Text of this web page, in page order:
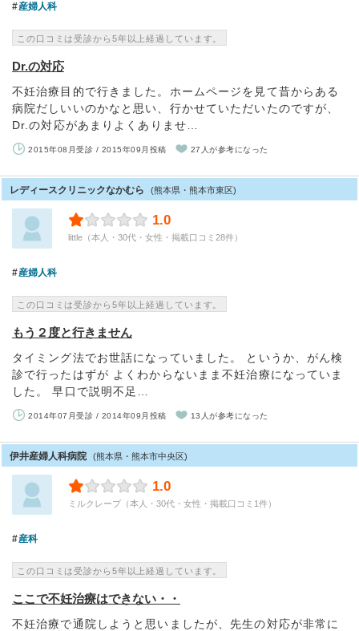
産婦人科
この口コミは受診から5年以上経過しています。
Dr.の対応
不妊治療目的で行きました。ホームページを見て昔からある
病院だしいいのかなと思い、行かせていただいたのですが、
Dr.の対応があまりよくありませ…
2015年08月受診 / 2015年09月投稿 27人が参考になった
レディースクリニックなかむら (熊本県・熊本市東区)
1.0
little（本人・30代・女性・掲載口コミ28件）
産婦人科
この口コミは受診から5年以上経過しています。
もう２度と行きません
タイミング法でお世話になっていました。 というか、がん検
診で行ったはずが よくわからないまま不妊治療になっていま
した。 早口で説明不足…
2014年07月受診 / 2014年09月投稿 13人が参考になった
伊井産婦人科病院 (熊本県・熊本市中央区)
1.0
ミルクレープ（本人・30代・女性・掲載口コミ1件）
産科
この口コミは受診から5年以上経過しています。
ここで不妊治療はできない・・
不妊治療で通院しようと思いましたが、先生の対応が非常に